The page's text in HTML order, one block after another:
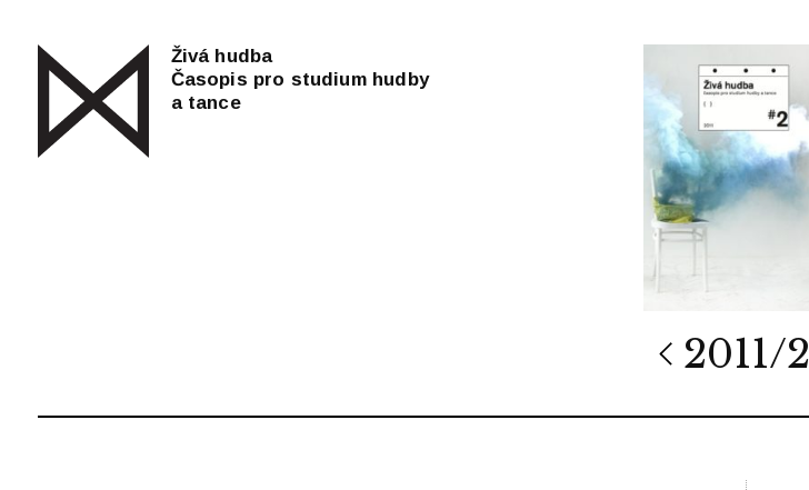
Živá hudba
Časopis pro studium hudby
a tance
2011/2